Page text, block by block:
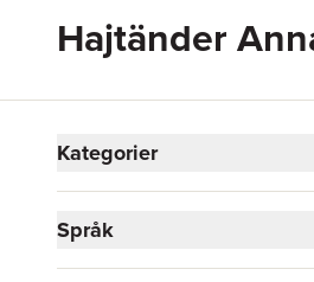
Hajtänder
Kategorier
Barn och ungdom
Visa fler
Språk